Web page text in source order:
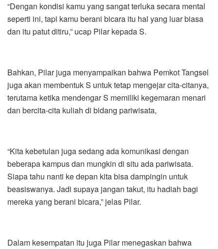
“Dengan kondisi kamu yang sangat terluka secara mental
seperti ini, tapi kamu berani bicara itu hal yang luar biasa
dan itu patut ditiru,” ucap Pilar kepada S.
Bahkan, Pilar juga menyampaikan bahwa Pemkot Tangsel
juga akan membentuk S untuk tetap mengejar cita-citanya,
terutama ketika mendengar S memiliki kegemaran menari
dan bercita-cita kuliah di bidang pariwisata,
“Kita kebetulan juga sedang ada komunikasi dengan
beberapa kampus dan mungkin di situ ada pariwisata.
Siapa tahu nanti ke depan kita bisa dampingin untuk
beasiswanya. Jadi supaya jangan takut, itu hadiah bagi
mereka yang berani bicara,” jelas Pilar.
Dalam kesempatan itu juga Pilar menegaskan bahwa